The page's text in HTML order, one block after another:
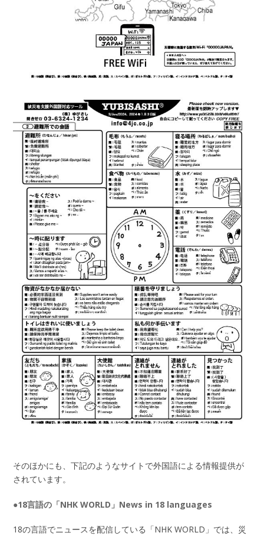
そのほかにも、下記のようなサイトで外国語による情報提供が
されています。
●18言語の「NHK WORLD」News in 18 languages
18の言語でニュースを配信している「NHK WORLD」では、災